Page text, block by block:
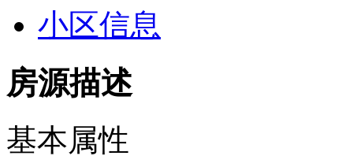
小区信息
房源描述
基本属性